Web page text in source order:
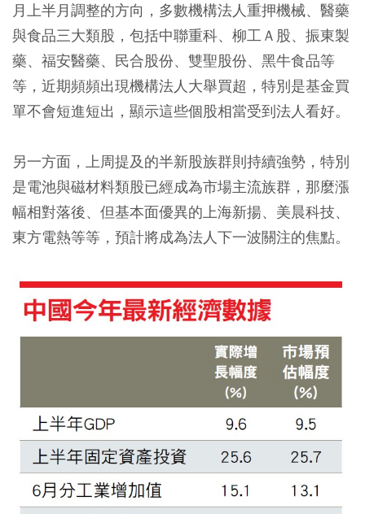
月上半月調整的方向，多數機構法人重押機械、醫藥
與食品三大類股，包括中聯重科、柳工Ａ股、振東製
藥、福安醫藥、民合股份、雙聖股份、黑牛食品等
等，近期頻頻出現機構法人大舉買超，特別是基金買
單不會短進短出，顯示這些個股相當受到法人看好。
另一方面，上周提及的半新股族群則持續強勢，特別
是電池與磁材料類股已經成為市場主流族群，那麼漲
幅相對落後、但基本面優異的上海新揚、美晨科技、
東方電熱等等，預計將成為法人下一波關注的焦點。